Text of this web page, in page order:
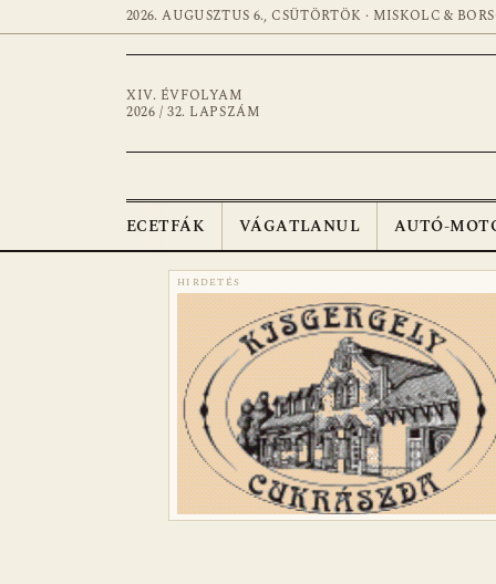
2026. AUGUSZTUS 6., CSÜTÖRTÖK · MISKOLC &
XIV. ÉVFOLYAM
2026 / 32. LAPSZÁM
ECETFÁK VÁGATLANUL AUTÓ-
HIRDETÉS